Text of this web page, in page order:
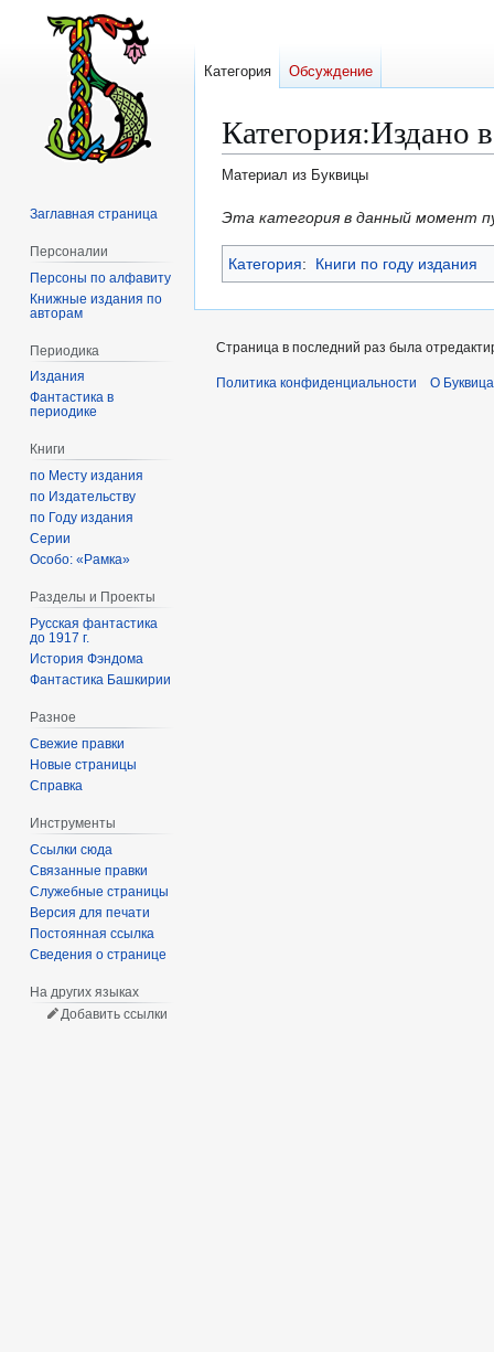
Категория:Издано
Материал из Буквицы
Перейти
навигации
Перейти
поиску
Эта категория в данный момент
Категория: Книги по году издания
Категория Обсуждение
Заглавная страница
Персоналии
Персоны по алфавиту
Книжные издания по
авторам
Периодика
Издания
Фантастика в
периодике
Книги
по Месту издания
по Издательству
по Году издания
Серии
Особо: «Рамка»
Разделы и Проекты
Русская фантастика
до 1917 г.
История Фэндома
Фантастика Башкирии
Разное
Свежие правки
Новые страницы
Справка
Инструменты
Ссылки сюда
Связанные правки
Служебные страницы
Версия для печати
Постоянная ссылка
Сведения о странице
На других языках
Добавить ссылки
Страница в последний раз была
Политика конфиденциальности О Буквица